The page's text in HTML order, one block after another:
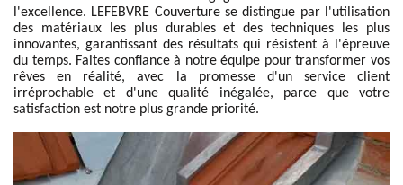
l'excellence. LEFEBVRE Couverture se distingue par l'utilisation
des matériaux les plus durables et des techniques les plus
innovantes, garantissant des résultats qui résistent à l'épreuve
du temps. Faites confiance à notre équipe pour transformer vos
rêves en réalité, avec la promesse d'un service client
irréprochable et d'une qualité inégalée, parce que votre
satisfaction est notre plus grande priorité.